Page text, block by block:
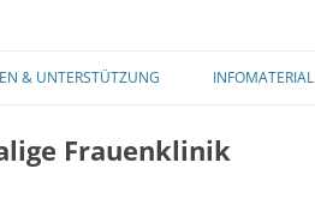
Inhalt
& UNTERSTÜTZUNG INFOMATERIAL
Frauenklinik